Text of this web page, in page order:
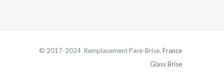
© 2017-2024 Remplacement Pare-Brise. France
Glass Brise